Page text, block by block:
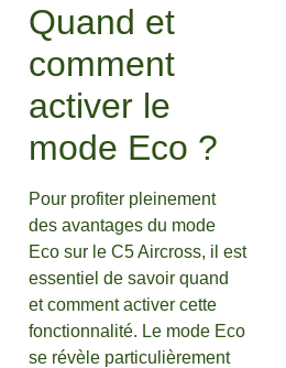
Quand et
comment
activer le
mode Eco ?
Pour profiter pleinement
des avantages du mode
Eco sur le C5 Aircross, il est
essentiel de savoir quand
et comment activer cette
fonctionnalité. Le mode Eco
se révèle particulièrement